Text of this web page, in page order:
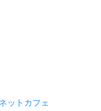
ットカフェ